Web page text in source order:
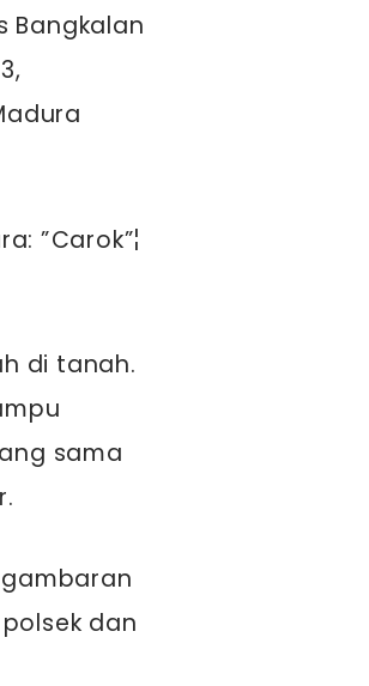
Bangkalan
”Carok”¦
di tanah.
sama
polsek dan